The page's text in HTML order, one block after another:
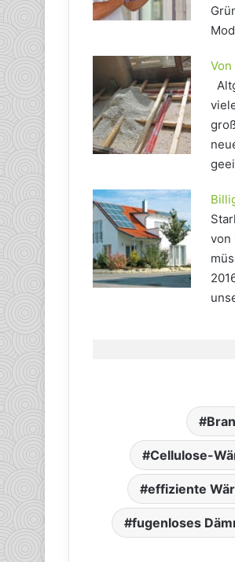
von
Cellulose-
effiziente
fugenloses